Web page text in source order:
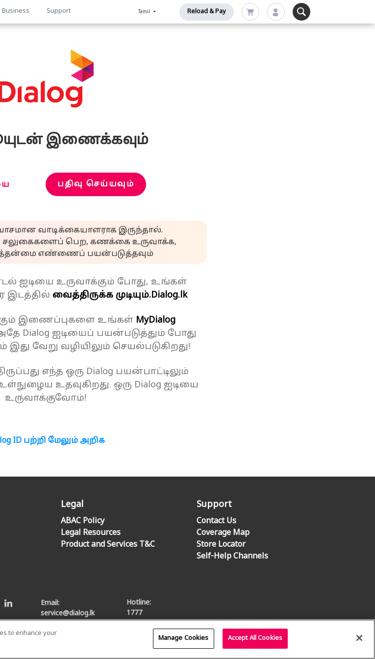
Business Support Tamil Reload & Pay
இணைக்கவும்
பதிவு செய்யவும்
வாடிக்கையாளராக இருந்தால்.
சலுகைகளைப் பெற, கணக்கை உருவாக்க,
எண்ணைப் பயன்படுத்தவும்
ஐடியை உருவாக்கும் போது, உங்கள்
இடத்தில் வைத்திருக்க முடியும்.Dialog.lk
இணைப்புகளை உங்கள் MyDialog
Dialog ஐடியைப் பயன்படுத்தும் போது
இது வேறு வழியிலும் செயல்படுகிறது!
எந்த ஒரு Dialog பயன்பாட்டிலும்
உதவுகிறது. ஒரு Dialog ஐடியை
உருவாக்குவோம்!
ID பற்றி மேலும் அறிக
Legal
ABAC Policy
Legal Resources
Product and Services T&C
Support
Contact Us
Coverage Map
Store Locator
Self-Help Channels
Email:
service@dialog.lk
Hotline:
1777
Axiata PLC. All Rights Reserved
to enhance your
Manage Cookies Accept All Cookies